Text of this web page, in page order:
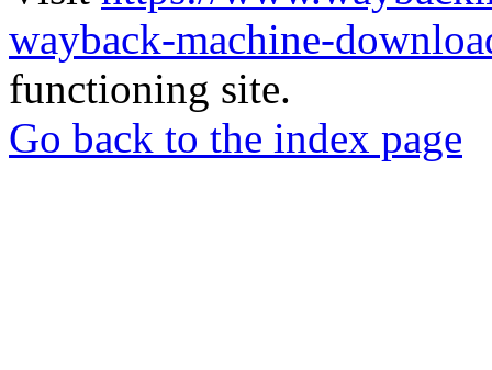
wayback-machine-
functioning site.
Go back to the index page